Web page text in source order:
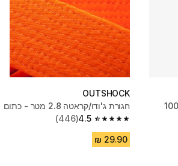
OUTSHOCK
חגורת ג'ודו/קראטה 2.8 מטר - כתום
4.5
4.5 out of 5 stars from 446 reviews
(446)